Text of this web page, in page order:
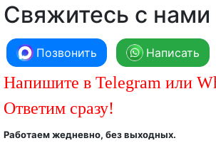
Свяжитесь с нами
Позвонить Написать
Напишите в Telegram или
Ответим сразу!
Работаем жедневно, без выходных.